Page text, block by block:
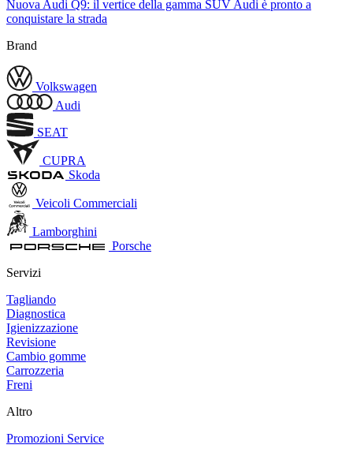
Nuova Audi Q9: il vertice della gamma SUV Audi è pronto a
conquistare la strada
Brand
Volkswagen
Audi
SEAT
CUPRA
Skoda
Veicoli Commerciali
Lamborghini
Porsche
Servizi
Tagliando
Diagnostica
Igienizzazione
Revisione
Cambio gomme
Carrozzeria
Freni
Altro
Promozioni Service